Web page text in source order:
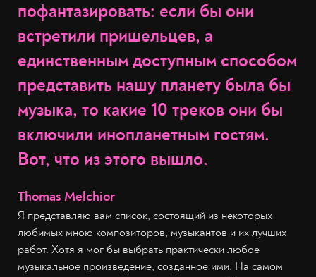
пофантазировать: если бы они
встретили пришельцев, а
единственным доступным способом
представить нашу планету была бы
музыка, то какие 10 треков они бы
включили инопланетным гостям.
Вот, что из этого вышло.
Thomas Melchior
Я представляю вам список, состоящий из некоторых
любимых мною композиторов, музыкантов и их лучших
работ. Хотя я мог бы выбрать практически любое
музыкальное произведение, созданное ими. На самом